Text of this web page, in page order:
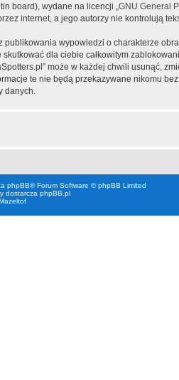
board), wydane na licencji „ GNU General
internet, a jego autorzy nie kontrolują
publikowania wypowiedzi o charakterze
skutkować dla ciebie całkowitym
może w każdej chwili usunąć,
te nie będą przekazywane nikomu
danych.
phpBB® Forum Software © phpBB Limited
dostarcza phpBB.pl